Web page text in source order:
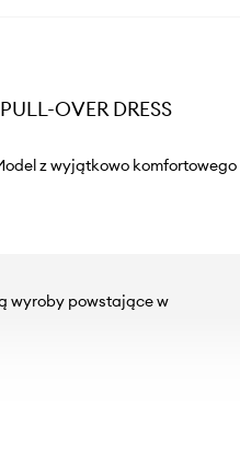
OVER DRESS
z wyjątkowo komfortowego
wyroby powstające w